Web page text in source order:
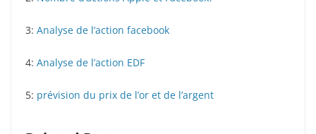
3: Analyse de l’action facebook
4: Analyse de l’action EDF
5: prévision du prix de l’or et de l’argent